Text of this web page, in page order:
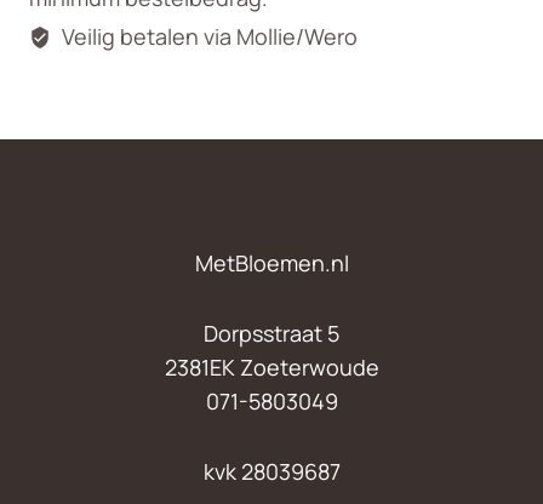
Veilig betalen via Mollie/Wero
MetBloemen.nl
Dorpsstraat 5
2381EK Zoeterwoude
071-5803049
kvk 28039687